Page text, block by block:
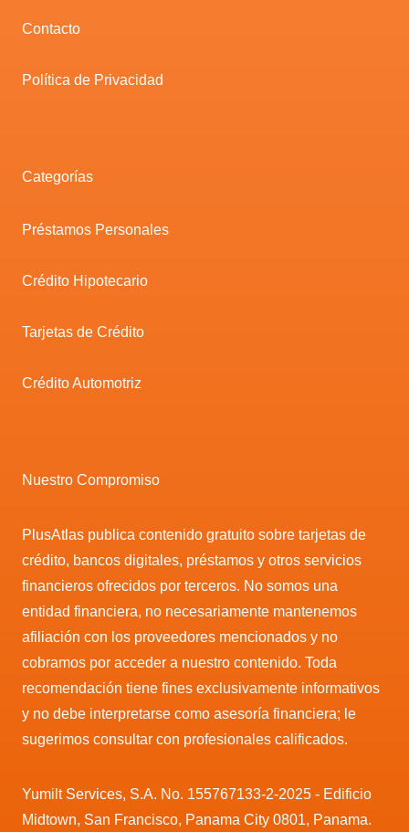
Contacto
Política de Privacidad
Categorías
Préstamos Personales
Crédito Hipotecario
Tarjetas de Crédito
Crédito Automotriz
Nuestro Compromiso
PlusAtlas publica contenido gratuito sobre tarjetas de
crédito, bancos digitales, préstamos y otros servicios
financieros ofrecidos por terceros. No somos una
entidad financiera, no necesariamente mantenemos
afiliación con los proveedores mencionados y no
cobramos por acceder a nuestro contenido. Toda
recomendación tiene fines exclusivamente informativos
y no debe interpretarse como asesoría financiera; le
sugerimos consultar con profesionales calificados.
Yumilt Services, S.A. No. 155767133-2-2025 - Edificio
Midtown, San Francisco, Panama City 0801, Panama.